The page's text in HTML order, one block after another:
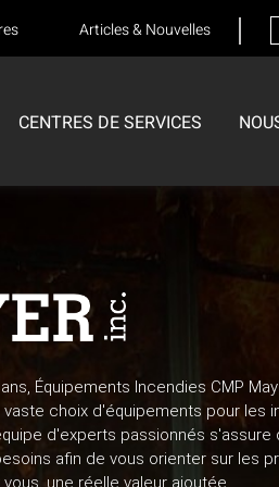
Articles & Nouvelles
CENTRES DE SERVICES
Formation sur
Équipements Incendies CMP
choix d'équipements pour les
d'experts passionnés s'assure
afin de vous orienter sur les
une réelle valeur ajoutée.